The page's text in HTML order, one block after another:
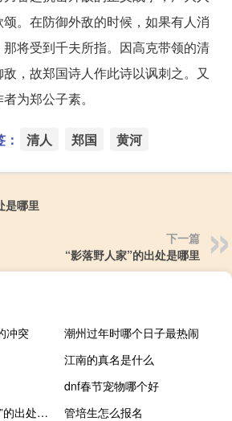
。在防御外敌的时候，如果有人消
将受到千夫所指。因高克带领的清
，故郑国诗人作此诗以讽刺之。又
为郑公子素。
清人 郑国 黄河
是哪里
下一篇
“影落野人家”的出处是哪里
冲突
潮州过年时哪个日子最热闹
江南的真名是什么
dnf春节宠物哪个好
“懿敏公之子巩与吾游”的出处是哪里
管培生怎么报名